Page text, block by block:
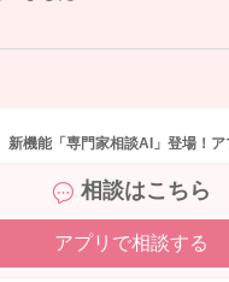
新機能「専門家相談AI」登場！
相談はこちら
アプリで相談する